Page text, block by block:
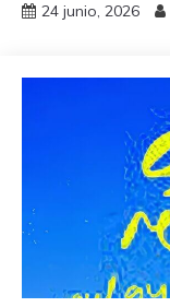
24 junio, 2026